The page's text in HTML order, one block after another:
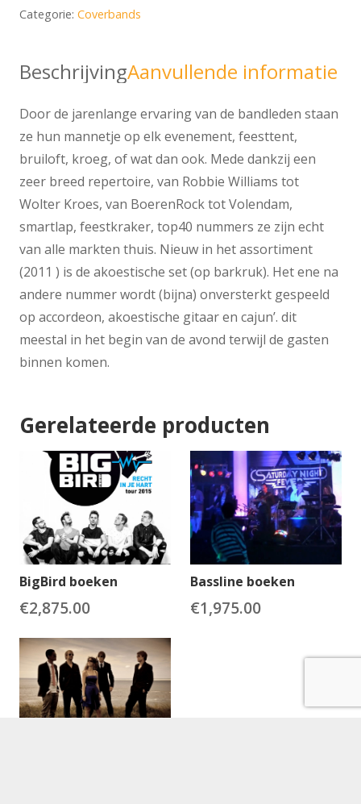
Categorie: Coverbands
BeschrijvingAanvullende informatie
Door de jarenlange ervaring van de bandleden staan
ze hun mannetje op elk evenement, feesttent,
bruiloft, kroeg, of wat dan ook. Mede dankzij een
zeer breed repertoire, van Robbie Williams tot
Wolter Kroes, van BoerenRock tot Volendam,
smartlap, feestkraker, top40 nummers ze zijn echt
van alle markten thuis. Nieuw in het assortiment
(2011 ) is de akoestische set (op barkruk). Het ene na
andere nummer wordt (bijna) onversterkt gespeeld
op accordeon, akoestische gitaar en cajun’. dit
meestal in het begin van de avond terwijl de gasten
binnen komen.
Gerelateerde producten
BigBird boeken
€2,875.00
Bassline boeken
€1,975.00